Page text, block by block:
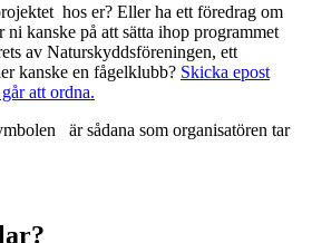
hos er? Eller ha ett föredrag om
kanske på att sätta ihop programmet
av Naturskyddsföreningen, ett
kanske en fågelklubb? Skicka epost
att ordna.
är sådana som organisatören tar